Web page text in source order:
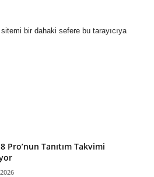
bir dahaki sefere bu tarayıcıya
Pro’nun Tanıtım Takvimi